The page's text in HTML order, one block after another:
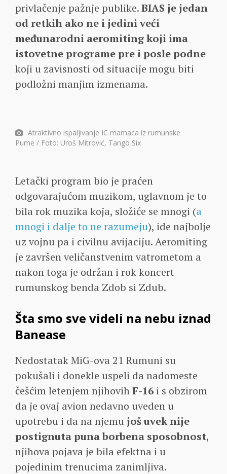
privlačenje pažnje publike.BIAS je jedan
od retkih ako ne i jedini veći
međunarodni aeromiting koji ima
istovetne programe pre i posle podne
koji u zavisnosti od situacije mogu biti
podložni manjim izmenama.
Atraktivno ispaljivanje IC mamaca iz rumunske
Pume / Foto: Uroš Mitrović, Tango Six
Letački program bio je praćen
odgovarajućom muzikom, uglavnom je to
bila rok muzika koja, složiće se mnogi (a
mnogi i dalje to ne razumeju), ide najbolje
uz vojnu pa i civilnu avijaciju. Aeromiting
je završen veličanstvenim vatrometom a
nakon toga je održan i rok koncert
rumunskog benda Zdob si Zdub.
Šta smo sve videli na nebu iznad
Banease
Nedostatak MiG-ova 21 Rumuni su
pokušali i donekle uspeli da nadomeste
češćim letenjem njihovihF-16 i s obzirom
da je ovaj avion nedavno uveden u
upotrebu i da na njemu još uvek nije
postignuta puna borbena sposobnost,
njihova pojava je bila efektna i u
pojedinim trenucima zanimljiva.